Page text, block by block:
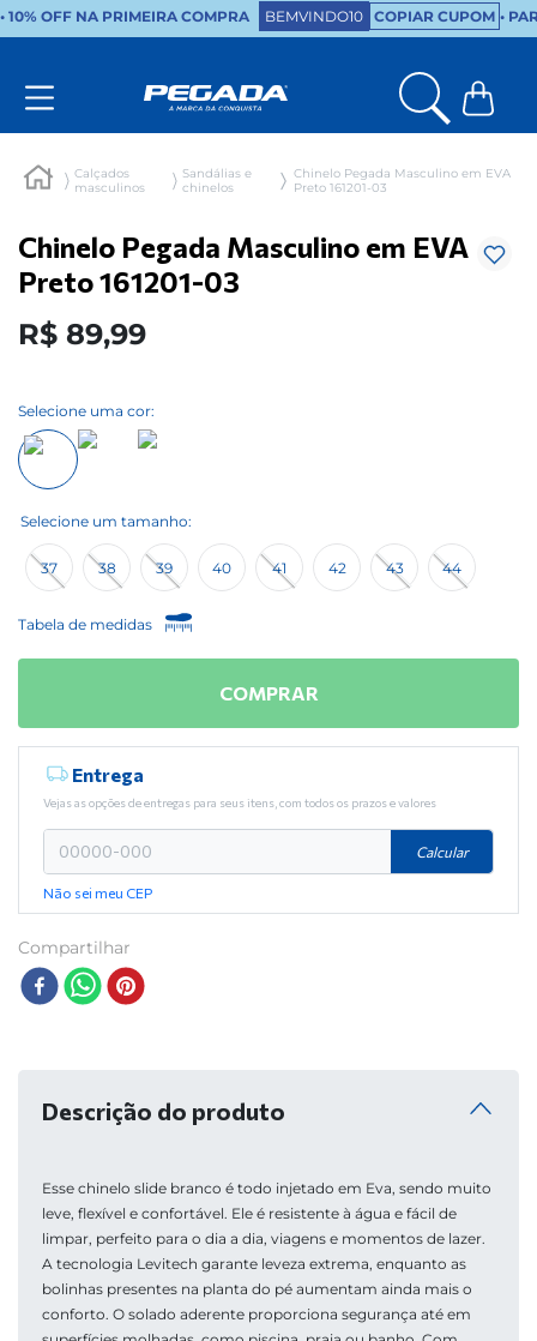
• 10% OFF NA PRIMEIRA COMPRA BEMVINDO10 COPIAR CUPOM •
Calçados
masculinos
Sandálias e
chinelos
Chinelo Pegada Masculino em EVA
Preto 161201-03
Chinelo Pegada Masculino em EVA
Preto 161201-03
R$ 89,99
Selecione uma cor:
37 38 39 40 41 42 43 44
Tabela de medidas
COMPRAR
Entrega
Vejas as opções de entregas para seus itens, com todos os prazos e valores
Calcular
Não sei meu CEP
Compartilhar
Descrição do produto
Esse chinelo slide branco é todo injetado em Eva, sendo muito
leve, flexível e confortável. Ele é resistente à água e fácil de
limpar, perfeito para o dia a dia, viagens e momentos de lazer.
A tecnologia Levitech garante leveza extrema, enquanto as
bolinhas presentes na planta do pé aumentam ainda mais o
conforto. O solado aderente proporciona segurança até em